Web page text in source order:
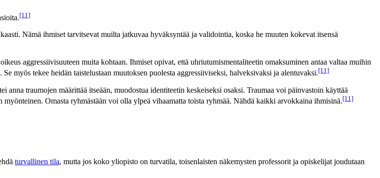
[11]
Nämä ihmiset tarvitsevat muilta jatkuvaa hyväksyntää ja validointia, koska he muuten kokevat itsensä
aggressiivisuuteen muita kohtaan. Ihmiset opivat, että uhriutumismentaliteetin omaksuminen antaa valtaa muihin
myös tekee heidän taistelustaan muutoksen puolesta aggressiiviseksi, halveksivaksi ja alentuvaksi.[11]
traumojen määrittää itseään, muodostua identiteetin keskeiseksi osaksi. Traumaa voi päinvastoin käyttää
Omasta ryhmästään voi olla ylpeä vihaamatta toista ryhmää. Nähdä kaikki arvokkaina ihmisinä.[11]
turvallinen tila, mutta jos koko yliopisto on turvatila, toisenlaisten näkemysten professorit ja opiskelijat joudutaan